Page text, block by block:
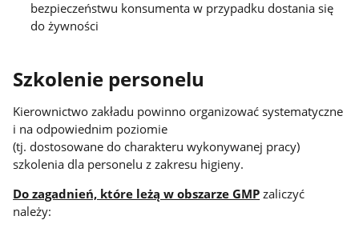
bezpieczeństwu konsumenta w przypadku dostania się
do żywności
Szkolenie personelu
Kierownictwo zakładu powinno organizować systematyczne
i na odpowiednim poziomie
(tj. dostosowane do charakteru wykonywanej pracy)
szkolenia dla personelu z zakresu higieny.
Do zagadnień, które leżą w obszarze GMP zaliczyć
należy: